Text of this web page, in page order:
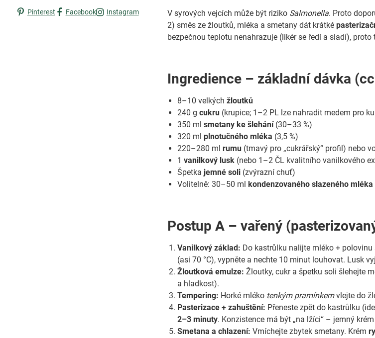
V syrových vejcích může být riziko Salmonella. Proto
2) směs ze žloutků, mléka a smetany dát krátké
bezpečnou teplotu nenahrazuje (likér se ředí a sladí),
Ingredience – základní dávka
8–10 velkýchžloutků
240 gcukru (krupice; 1–2 PL lze nahradit medem pro
350 mlsmetany ke šlehání(30–33 %)
320 mlplnotučného mléka (3,5 %)
220–280 mlrumu (tmavý pro „cukrářský“ profil) nebo
1vanilkový lusk (nebo 1–2 ČL kvalitního vanilkového
Špetka jemné soli (zvýrazní chuť)
Volitelně: 30–50 mlkondenzovaného slazeného mléka
Postup A – vařený
Vanilkový základ: Do kastrůlku nalijte mléko +
(asi 70 °C), vypněte a nechte 10 minut louhovat. Lusk
Žloutková emulze: Žloutky, cukr a špetku soli šlehejte
a hladkost).
Tempering: Horké mléko tenkým pramínkemvlejte do
Pasterizace + zahuštění: Přeneste zpět do kastrůlku
2–3 minuty. Konzistence má být „na lžíci“ – jemný
Smetana a chlazení: Vmíchejte zbytek smetany. Krém
Pinterest Facebook Instagram